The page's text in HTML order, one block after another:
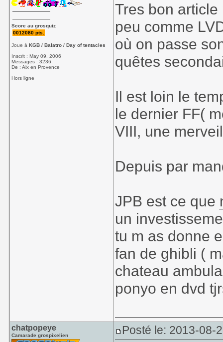
Score au grosquiz
0012080 pts.
Joue àKGB / Balatro / Day of tentacles
Inscrit : May 09, 2006
Messages : 3236
De : Aix en Provence
Hors ligne
Tres bon
peu comme
où on passe
quêtes
Il est loin le
le dernier FF(
VIII, une
Depuis par
JPB est ce que
un
tu m as donne
fan de ghibli (
chateau
ponyo en dvd
chatpopeye
Camarade grospixelien Posté le: 2013-08-